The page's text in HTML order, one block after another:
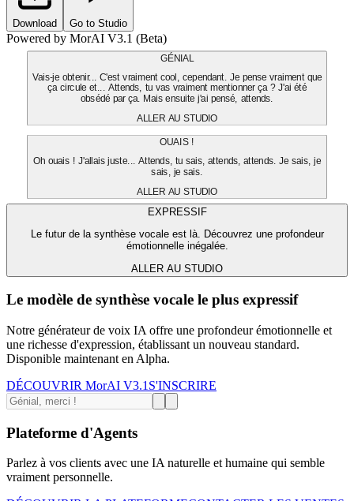
Download Go to Studio
Powered by MorAI V3.1 (Beta)
GÉNIAL
Vais-je obtenir... C'est vraiment cool, cependant. Je pense vraiment que
ça circule et... Attends, tu vas vraiment mentionner ça ? J'ai été
obsédé par ça. Mais ensuite j'ai pensé, attends.
ALLER AU STUDIO
OUAIS !
Oh ouais ! J'allais juste... Attends, tu sais, attends, attends. Je sais, je
sais, je sais.
ALLER AU STUDIO
EXPRESSIF
Le futur de la synthèse vocale est là. Découvrez une profondeur
émotionnelle inégalée.
ALLER AU STUDIO
Le modèle de synthèse vocale le plus expressif
Notre générateur de voix IA offre une profondeur émotionnelle et
une richesse d'expression, établissant un nouveau standard.
Disponible maintenant en Alpha.
DÉCOUVRIR MorAI V3.1 S'INSCRIRE
Plateforme d'Agents
Parlez à vos clients avec une IA naturelle et humaine qui semble
vraiment personnelle.